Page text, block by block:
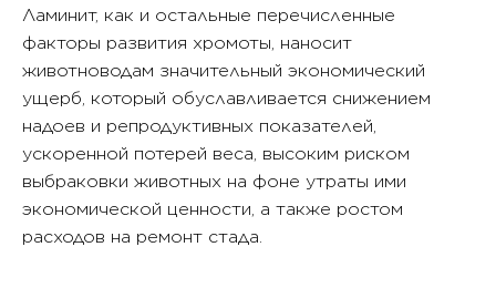
Ламинит, как и остальные перечисленные
факторы развития хромоты, наносит
животноводам значительный экономический
ущерб, который обуславливается снижением
надоев и репродуктивных показателей,
ускоренной потерей веса, высоким риском
выбраковки животных на фоне утраты ими
экономической ценности, а также ростом
расходов на ремонт стада.